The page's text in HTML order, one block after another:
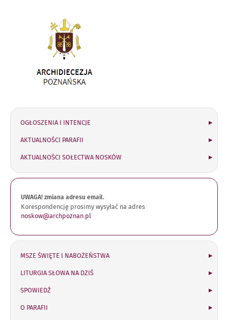
OGŁOSZENIA I INTENCJE
AKTUALNOŚCI PARAFII
AKTUALNOŚCI SOŁECTWA NOSKÓW
UWAGA! zmiana adresu email.
Korespondencję prosimy wysyłać na adres
noskow@archpoznan.pl
MSZE ŚWIĘTE I NABOŻEŃSTWA
LITURGIA SŁOWA NA DZIŚ
SPOWIEDŹ
O PARAFII